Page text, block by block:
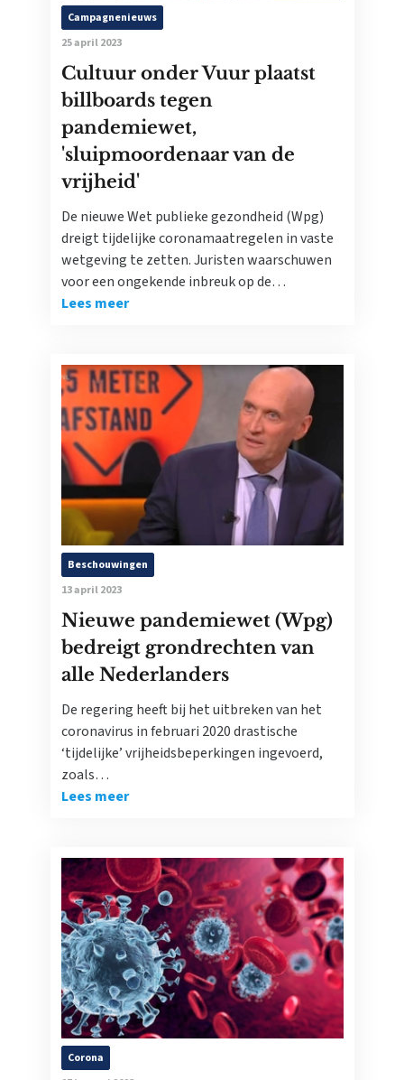
Campagnenieuws
25 april 2023
Cultuur onder Vuur plaatst
billboards tegen
pandemiewet,
'sluipmoordenaar van de
vrijheid'
De nieuwe Wet publieke gezondheid (Wpg)
dreigt tijdelijke coronamaatregelen in vaste
wetgeving te zetten. Juristen waarschuwen
voor een ongekende inbreuk op de…
Lees meer
Beschouwingen
13 april 2023
Nieuwe pandemiewet (Wpg)
bedreigt grondrechten van
alle Nederlanders
De regering heeft bij het uitbreken van het
coronavirus in februari 2020 drastische
‘tijdelijke’ vrijheidsbeperkingen ingevoerd,
zoals…
Lees meer
Corona